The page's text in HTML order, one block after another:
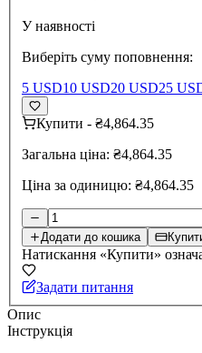
У наявності
Виберіть суму поповнення:
5 USD10 USD20 USD25
Купити - ₴4,864.35
Загальна ціна: ₴4,864.35
Ціна за одиницю: ₴4,864.35
Додати до кошика
Натискання «Купити»
Задати питання
Опис
Інструкція